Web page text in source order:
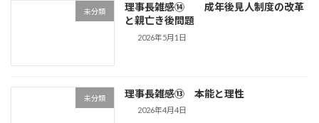
未分類
理事長雑感⑭ 成年後見人制度の改革
と親亡き後問題
2026年5月1日
未分類 理事長雑感⑬ 本能と理性
2026年4月4日